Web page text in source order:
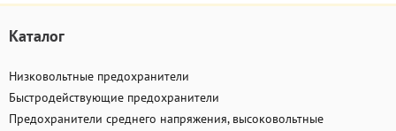
Каталог
Низковольтные предохранители
Быстродействующие предохранители
Предохранители среднего напряжения, высоковольтные